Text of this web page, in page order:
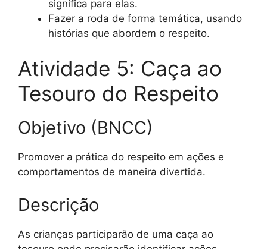
significa para elas.
Fazer a roda de forma temática, usando
histórias que abordem o respeito.
Atividade 5: Caça ao
Tesouro do Respeito
Objetivo (BNCC)
Promover a prática do respeito em ações e
comportamentos de maneira divertida.
Descrição
As crianças participarão de uma caça ao